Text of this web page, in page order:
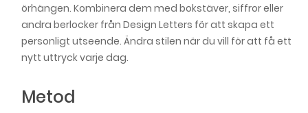
örhängen. Kombinera dem med bokstäver, siffror eller
andra berlocker från Design Letters för att skapa ett
personligt utseende. Ändra stilen när du vill för att få ett
nytt uttryck varje dag.
Metod